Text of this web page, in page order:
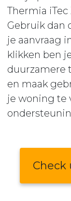
Thermia
Gebruik dan
je aanvraag
klikken ben
duurzamere
en maak
je woning te
Check